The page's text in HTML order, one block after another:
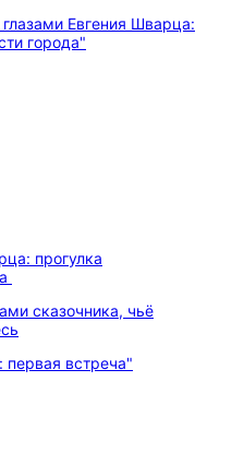
прогулка
сказочника, чьё